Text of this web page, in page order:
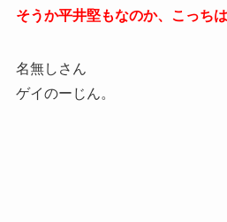
そうか平井堅もなのか、こっち
名無しさん
ゲイのーじん。